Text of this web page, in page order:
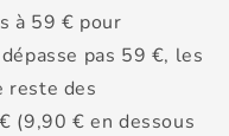
à 59 € pour
pas 59 €, les
reste des
(9,90 € en dessous